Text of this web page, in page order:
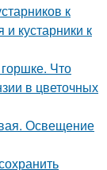
к
кустарники к
Что
в цветочных
Освещение